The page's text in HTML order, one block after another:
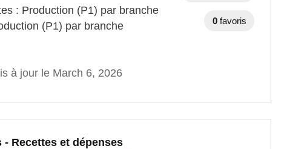
: Production (P1) par branche
(P1) par branche
à jour le March 6, 2026
0 favoris
Recettes et dépenses